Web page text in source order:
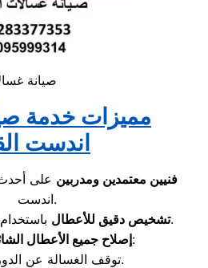
صيانة
مميزات خدمة
اندست
فنيين معتمدين ومدربين على
اندست.
تشخيص دقيق للأعطالباستخدام أجهزة متطورة.
إصلاح جميع الأعطالمثل:
توقف الغسالة عن الدوران.